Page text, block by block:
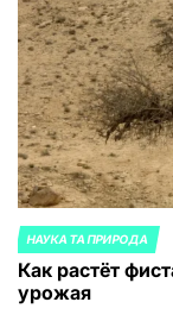
ОПУБЛИКОВАНО
В
НАУКА ТА ПРИРОДА
Как растёт
урожая